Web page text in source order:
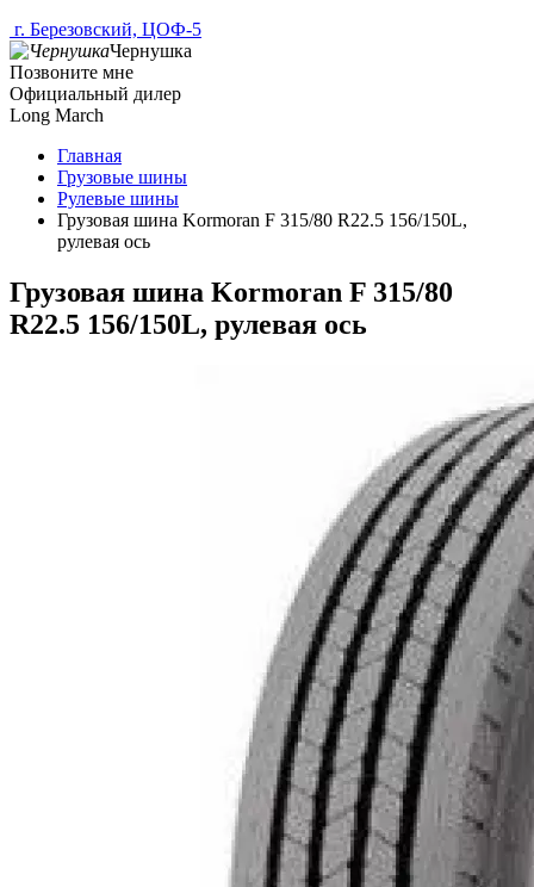
г. Березовский, ЦОФ-5
Чернушка
Позвоните мне
Официальный дилер
Long March
Главная
Грузовые шины
Рулевые шины
Грузовая шина Kormoran F 315/80 R22.5 156/150L,
рулевая ось
Грузовая шина Kormoran F 315/80
R22.5 156/150L, рулевая ось